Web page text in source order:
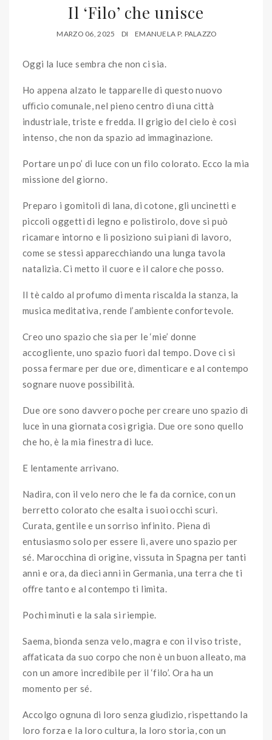
Il ‘Filo’ che unisce
MARZO 06, 2025 DI EMANUELA P. PALAZZO
Oggi la luce sembra che non ci sia.
Ho appena alzato le tapparelle di questo nuovo
uﬃcio comunale, nel pieno centro di una città
industriale, triste e fredda. Il grigio del cielo è così
intenso, che non da spazio ad immaginazione.
Portare un po’ di luce con un filo colorato. Ecco la mia
missione del giorno.
Preparo i gomitoli di lana, di cotone, gli uncinetti e
piccoli oggetti di legno e polistirolo, dove si può
ricamare intorno e li posiziono sui piani di lavoro,
come se stessi apparecchiando una lunga tavola
natalizia. Ci metto il cuore e il calore che posso.
Il tè caldo al profumo di menta riscalda la stanza, la
musica meditativa, rende l’ambiente confortevole.
Creo uno spazio che sia per le ‘mie’ donne
accogliente, uno spazio fuori dal tempo. Dove ci si
possa fermare per due ore, dimenticare e al contempo
sognare nuove possibilità.
Due ore sono davvero poche per creare uno spazio di
luce in una giornata così grigia. Due ore sono quello
che ho, è la mia finestra di luce.
E lentamente arrivano.
Nadira, con il velo nero che le fa da cornice, con un
berretto colorato che esalta i suoi occhi scuri.
Curata, gentile e un sorriso infinito. Piena di
entusiasmo solo per essere lì, avere uno spazio per
sé. Marocchina di origine, vissuta in Spagna per tanti
anni e ora, da dieci anni in Germania, una terra che ti
oﬀre tanto e al contempo ti limita.
Pochi minuti e la sala si riempie.
Saema, bionda senza velo, magra e con il viso triste,
aﬀaticata da suo corpo che non è un buon alleato, ma
con un amore incredibile per il ‘filo’. Ora ha un
momento per sé.
Accolgo ognuna di loro senza giudizio, rispettando la
loro forza e la loro cultura, la loro storia, con un